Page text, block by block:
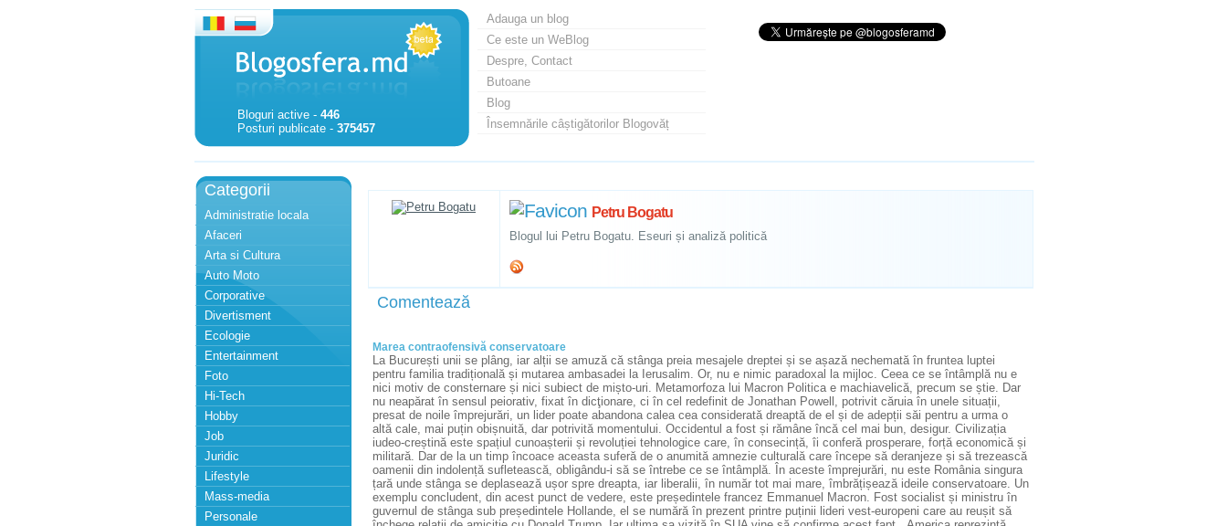
Bloguri active - 446
Posturi publicate - 375457
Adauga un blog
Ce este un WeBlog
Despre, Contact
Butoane
Blog
Însemnările câștigătorilor Blogovăț
Categorii
Administratie locala
Afaceri
Arta si Cultura
Auto Moto
Corporative
Divertisment
Ecologie
Entertainment
Foto
Hi-Tech
Hobby
Job
Juridic
Lifestyle
Mass-media
Personale
Petru Bogatu
Blogul lui Petru Bogatu. Eseuri și analiză politică
Comentează
Marea contraofensivă conservatoare
La București unii se plâng, iar alții se amuză că stânga preia mesajele dreptei și se așază nechemată în fruntea luptei
pentru familia tradițională și mutarea ambasadei la Ierusalim. Or, nu e nimic paradoxal la mijloc. Ceea ce se întâmplă nu e
nici motiv de consternare și nici subiect de mișto-uri. Metamorfoza lui Macron Politica e machiavelică, precum se știe. Dar
nu neapărat în sensul peiorativ, fixat în dicţionare, ci în cel redefinit de Jonathan Powell, potrivit căruia în unele situații,
presat de noile împrejurări, un lider poate abandona calea cea considerată dreaptă de el și de adepții săi pentru a urma o
altă cale, mai puțin obișnuită, dar potrivită momentului. Occidentul a fost și rămâne încă cel mai bun, desigur. Civilizația
iudeo-creștină este spațiul cunoașterii și revoluției tehnologice care, în consecință, îi conferă prosperare, forță economică și
militară. Dar de la un timp încoace aceasta suferă de o anumită amnezie culturală care începe să deranjeze și să trezească
oamenii din indolență sufletească, obligându-i să se întrebe ce se întâmplă. În aceste împrejurări, nu este România singura
țară unde stânga se deplasează ușor spre dreapta, iar liberalii, în număr tot mai mare, îmbrățișează ideile conservatoare. Un
exemplu concludent, din acest punct de vedere, este președintele francez Emmanuel Macron. Fost socialist și ministru în
guvernul de stânga sub președintele Hollande, el se numără în prezent printre puținii lideri vest-europeni care au reușit să